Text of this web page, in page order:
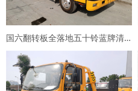
国六翻转板全落地五十铃蓝牌清障车